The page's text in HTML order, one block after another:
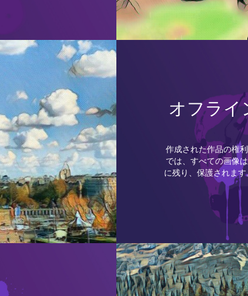
オフライ
作成された作品の権
では、すべての画像
に残り、保護されま